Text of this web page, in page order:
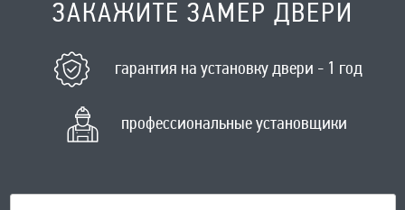
ЗАКАЖИТЕ ЗАМЕР ДВЕРИ
гарантия на установку двери - 1 год
профессиональные установщики